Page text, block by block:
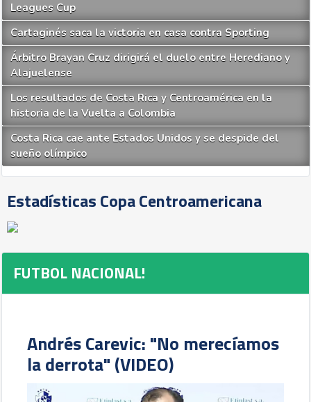
Leagues Cup
Cartaginés saca la victoria en casa contra Sporting
Árbitro Brayan Cruz dirigirá el duelo entre Herediano y
Alajuelense
Los resultados de Costa Rica y Centroamérica en la
historia de la Vuelta a Colombia
Costa Rica cae ante Estados Unidos y se despide del
sueño olímpico
Estadísticas Copa Centroamericana
FUTBOL NACIONAL!
Andrés Carevic: "No merecíamos
la derrota" (VIDEO)